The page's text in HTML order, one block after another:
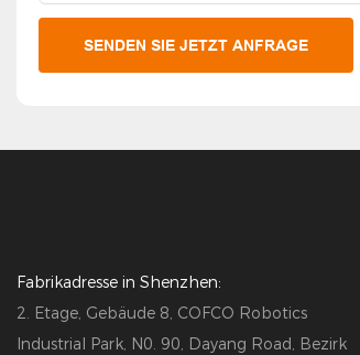
SENDEN SIE JETZT ANFRAGE
Fabrikadresse in Shenzhen:
2. Etage, Gebäude 8, COFCO Robotics
Industrial Park, N0. 90, Dayang Road, Bezirk